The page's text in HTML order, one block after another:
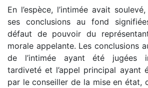
En l’espèce, l’intimée avait
ses conclusions au fond
défaut de pouvoir du
morale appelante. Les conclusions
de l’intimée ayant été jugées
tardiveté et l’appel principal ayant
par le conseiller de la mise en état,